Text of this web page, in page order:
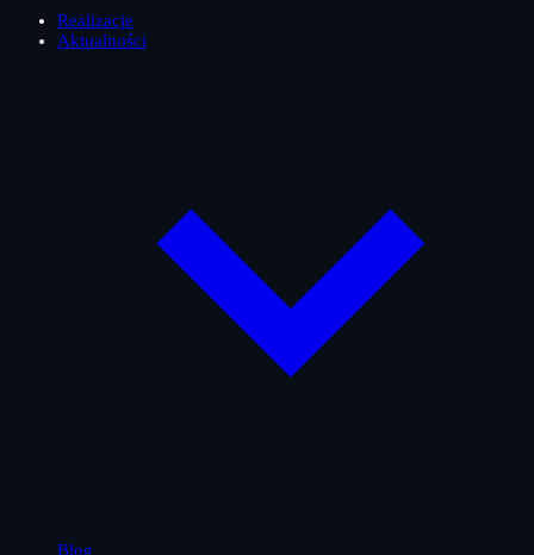
Realizacje
Aktualności
Blog